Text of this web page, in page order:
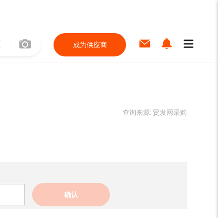
成为供应商
查询来源: 贸发网采购
确认